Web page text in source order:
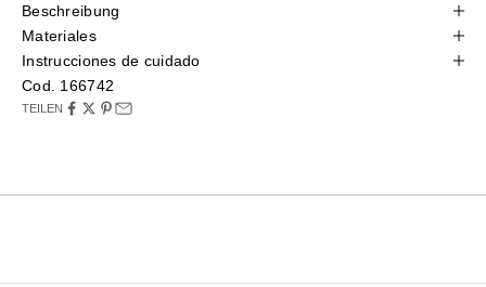
Beschreibung
Materiales
Instrucciones de cuidado
Cod. 166742
TEILEN